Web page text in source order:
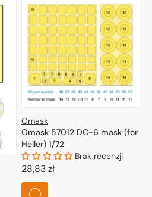
Omask
Omask 57012 DC-6 mask (for
Heller) 1/72
Brak recenzji
Cena
regularna
28,83 zł